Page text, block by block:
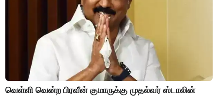
வெள்ளி வென்ற பிரவீன் குமாருக்கு முதல்வர் ஸ்டாலின்